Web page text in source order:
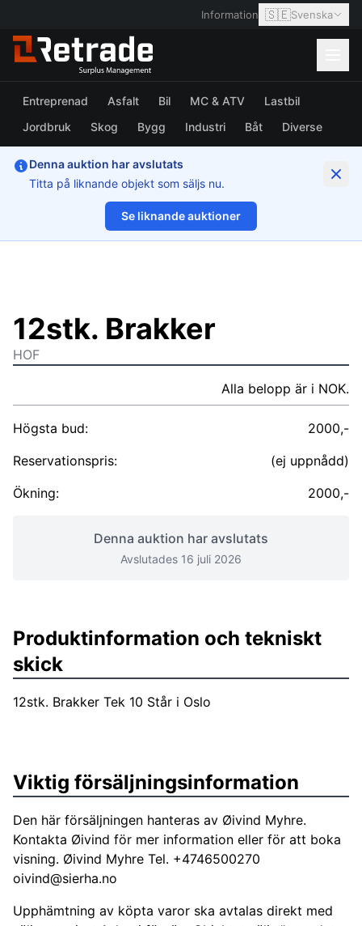
Information 🇸🇪Svenska
Entreprenad Asfalt Bil MC & ATV
Lastbil
Jordbruk
Skog Bygg Industri Båt Diverse
Denna auktion har avslutats
Titta på liknande objekt som säljs nu.
Se liknande auktioner
1/2
12stk. Brakker
HOF
Alla belopp är i NOK.
Högsta bud:
2000,-
Reservationspris:
(ej uppnådd)
Ökning:
2000,-
Denna auktion har avslutats
Avslutades 16 juli 2026
Produktinformation och tekniskt
skick
12stk. Brakker Tek 10 Står i Oslo
Viktig försäljningsinformation
Den här försäljningen hanteras av Øivind Myhre.
Kontakta Øivind för mer information eller för att boka
visning. Øivind Myhre Tel. +4746500270
oivind@sierha.no
Upphämtning av köpta varor ska avtalas direkt med